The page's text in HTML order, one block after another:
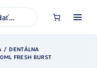
DENTÁLNA
FRESH BURST